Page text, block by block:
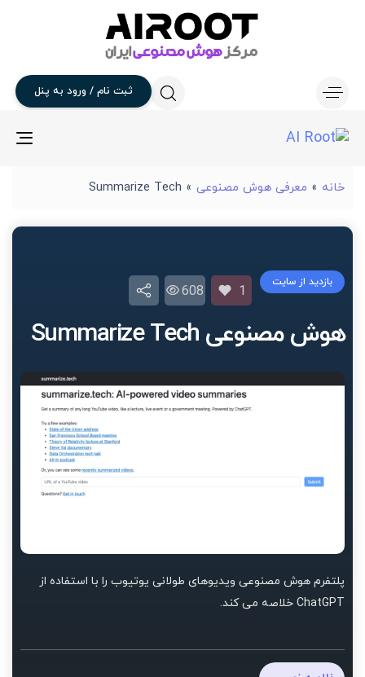
ثبت نام / ورود به پنل
خانه » معرفی هوش مصنوعی »
Summarize Tech
هوش مصنوعی Summarize Tech
بازدید از سایت
1
608
پلتفرم هوش مصنوعی ویدیوهای طولانی یوتیوب را با استفاده از
ChatGPT خلاصه می کند.